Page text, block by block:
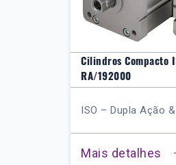
Cilindros Compacto
RA/192000
ISO – Dupla Ação
Mais detalhes